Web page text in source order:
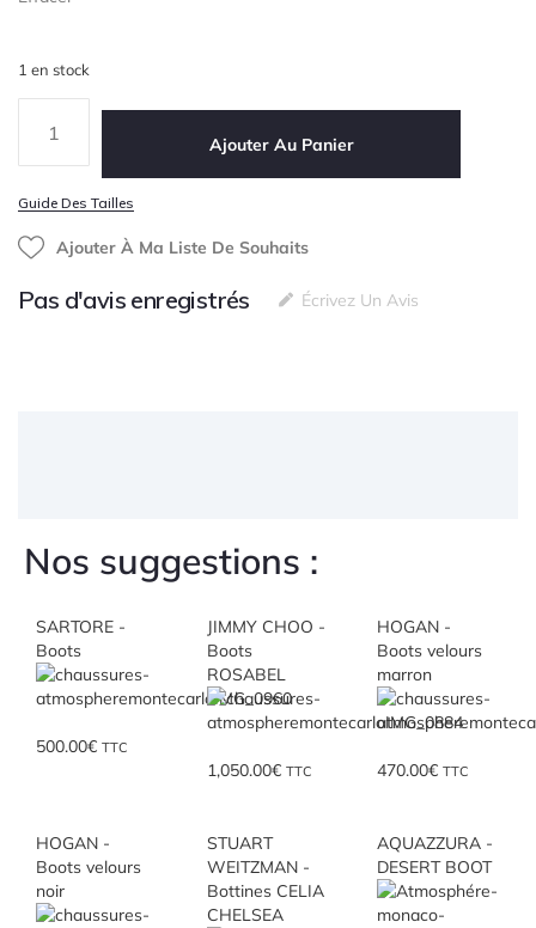
1 en stock
Ajouter Au Panier
Guide Des Tailles
Ajouter À Ma Liste De Souhaits
Pas d'avis enregistrés Écrivez Un Avis
Nos suggestions :
SARTORE -
Boots
500.00€ TTC
JIMMY CHOO -
Boots
ROSABEL
1,050.00€ TTC
HOGAN -
Boots velours
marron
470.00€ TTC
HOGAN -
Boots velours
noir
STUART
WEITZMAN -
Bottines CELIA
CHELSEA
AQUAZZURA -
DESERT BOOT